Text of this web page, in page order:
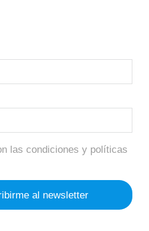
las condiciones y políticas